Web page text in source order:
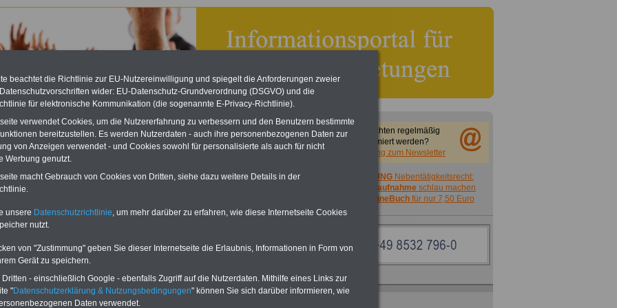
JAV: JAV-Sitzungen
ÖD neu aufgelegt
Das beliebte eBook wurde im
Mit allen Entgelttabellen für
sowie den Auszubildenden-
Sie möchten regelmäßig
informiert werden?
Anmeldung zum Newsletter
ACHTUNGNebentätigkeitsrecht:
vor Jobaufnahme schlau machen
OnlineBuchfür nur 7,50 Euro
beachtet die Richtlinie zur EU-Nutzereinwilligung und spiegelt die Anforderungen zweier
wider: EU-Datenschutz-Grundverordnung (DSGVO) und die
für elektronische Kommunikation (die sogenannte E-Privacy-Richtlinie).
verwendet Cookies, um die Nutzererfahrung zu verbessern und den Benutzern bestimmte
bereitzustellen. Es werden Nutzerdaten - auch ihre personenbezogenen Daten zur
von Anzeigen verwendet - und Cookies sowohl für personalisierte als auch für nicht
Werbung genutzt.
macht Gebrauch von Cookies von Dritten, siehe dazu weitere Details in der
unsere Datenschutzrichtlinie, um mehr darüber zu erfahren, wie diese Internetseite Cookies
nutzt.
von "Zustimmung" geben Sie dieser Internetseite die Erlaubnis, Informationen in Form von
Gerät zu speichern.
- einschließlich Google - ebenfalls Zugriff auf die Nutzerdaten. Mithilfe eines Links zur
"Datenschutzerklärung & Nutzungsbedingungen" können Sie sich darüber informieren, wie
Daten verwendet.